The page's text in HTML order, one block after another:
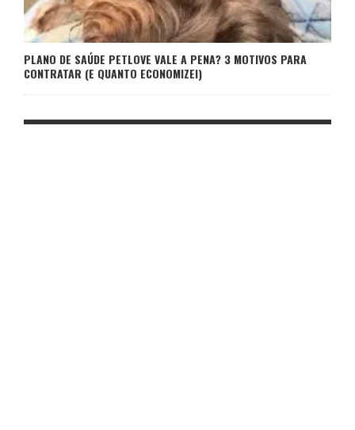
PLANO DE SAÚDE PETLOVE VALE A PENA? 3 MOTIVOS PARA
CONTRATAR (E QUANTO ECONOMIZEI)